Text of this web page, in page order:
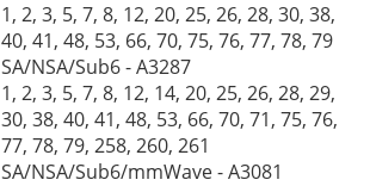
1, 2, 3, 5, 7, 8, 12, 20, 25, 26, 28, 30, 38,
40, 41, 48, 53, 66, 70, 75, 76, 77, 78, 79
SA/NSA/Sub6 - A3287
1, 2, 3, 5, 7, 8, 12, 14, 20, 25, 26, 28, 29,
30, 38, 40, 41, 48, 53, 66, 70, 71, 75, 76,
77, 78, 79, 258, 260, 261
SA/NSA/Sub6/mmWave - A3081